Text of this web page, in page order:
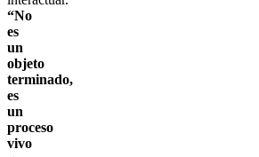
“No
es
un
objeto
terminado,
es
un
proceso
vivo